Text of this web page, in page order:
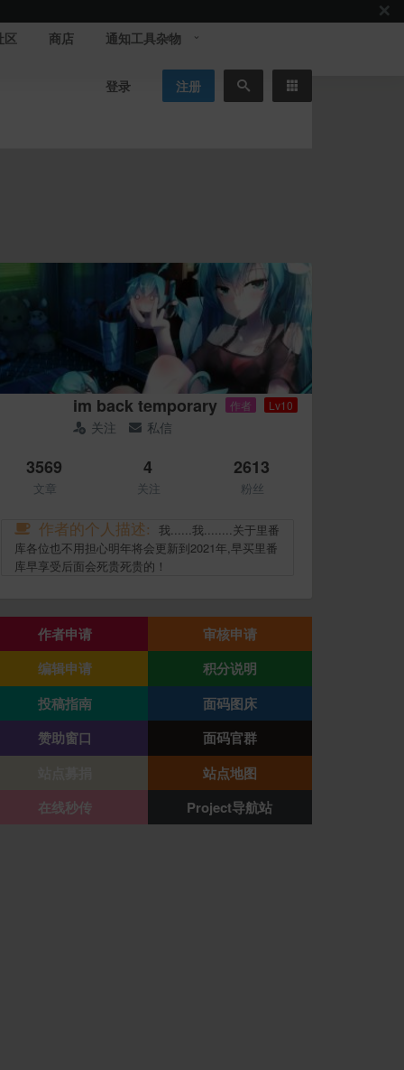
区 商店 通知工具杂物
登录 注册
im back temporary 作者 Lv10
关注 私信
3569
文章
4
关注
2613
粉丝
作者的个人描述:
我......我........关于里番
库各位也不用担心明年将会更新到2021年,早买里番
库早享受后面会死贵死贵的！
作者申请
审核申请
编辑申请
积分说明
投稿指南
面码图床
赞助窗口
面码官群
站点地图
在线秒传
Project导航站